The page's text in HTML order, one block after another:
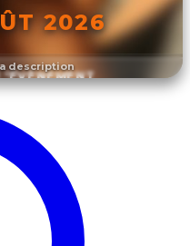
description
2026